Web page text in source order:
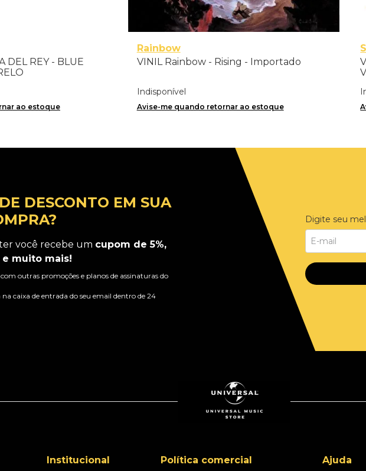
DEL REY - BLUE
ao estoque
Rainbow
VINIL Rainbow - Rising - Importado
Indisponível
Avise-me quando retornar ao estoque
DESCONTO EM SUA
você recebe um cupom de 5%,
muito mais!
outras promoções e planos de assinaturas do
caixa de entrada do seu email dentro de 24
Digite seu
Institucional Política comercial Ajuda